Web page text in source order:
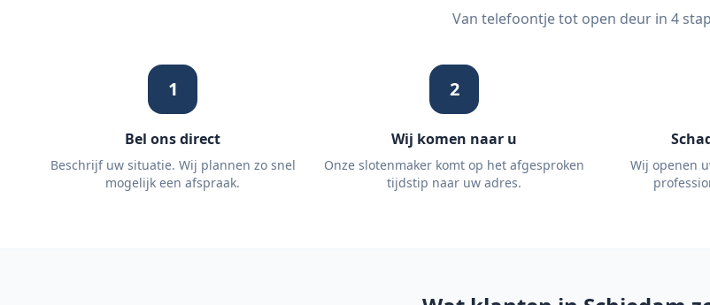
Van telefoontje tot open deur in 4
1
Bel ons direct
Beschrijf uw situatie. Wij plannen zo snel
mogelijk een afspraak.
2
Wij komen naar u
Onze slotenmaker komt op het afgesproken
tijdstip naar uw adres.
Wij openen